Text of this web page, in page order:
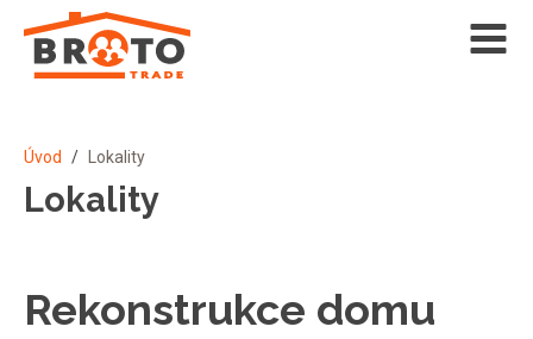
Úvod / Lokality
Lokality
Rekonstrukce domu